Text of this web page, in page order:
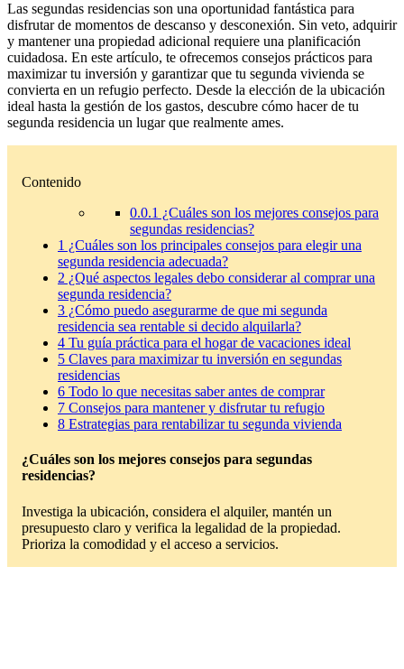
Las segundas residencias son una oportunidad fantástica para
disfrutar de momentos de descanso y desconexión. Sin veto, adquirir
y mantener una propiedad adicional requiere una planificación
cuidadosa. En este artículo, te ofrecemos consejos prácticos para
maximizar tu inversión y garantizar que tu segunda vivienda se
convierta en un refugio perfecto. Desde la elección de la ubicación
ideal hasta la gestión de los gastos, descubre cómo hacer de tu
segunda residencia un lugar que realmente ames.
Contenido
0.0.1 ¿Cuáles son los mejores consejos para
segundas residencias?
1 ¿Cuáles son los principales consejos para elegir una
segunda residencia adecuada?
2 ¿Qué aspectos legales debo considerar al comprar una
segunda residencia?
3 ¿Cómo puedo asegurarme de que mi segunda
residencia sea rentable si decido alquilarla?
4 Tu guía práctica para el hogar de vacaciones ideal
5 Claves para maximizar tu inversión en segundas
residencias
6 Todo lo que necesitas saber antes de comprar
7 Consejos para mantener y disfrutar tu refugio
8 Estrategias para rentabilizar tu segunda vivienda
¿Cuáles son los mejores consejos para segundas
residencias?
Investiga la ubicación, considera el alquiler, mantén un
presupuesto claro y verifica la legalidad de la propiedad.
Prioriza la comodidad y el acceso a servicios.